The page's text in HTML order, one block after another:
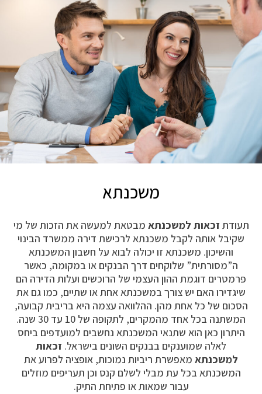
משכנתא
תעודת זכאות למשכנתא מבטאת למעשה את הזכות של מי
שקיבל אותה לקבל משכנתא לרכישת דירה ממשרד הבינוי
והשיכון. משכנתא זו יכולה לבוא על חשבון המשכנתא
ה”מסורתית” שלוקחים דרך הבנקים או במקומה, כאשר
פרמטרים דוגמת ההון העצמי של הרוכשים ועלות הדירה הם
שיגדירו האם יש צורך במשכנתא אחת או שתיים, כמו גם את
הסכום של כל אחת מהן. ההלוואה עצמה היא בריבית קבועה,
המשתנה בכל אחד מהמקרים, לתקופה של 10 עד 30 שנה.
היתרון כאן הוא שתנאי המשכנתא נחשבים למועדפים ביחס
לאלה שמוענקים בבנקים השונים בישראל. זכאות
למשכנתא מאפשרת ריביות נמוכות, אופציה לפרוע את
המשכנתא בכל עת מבלי לשלם קנס וכן תעריפים מוזלים
עבור שמאות או פתיחת התיק.